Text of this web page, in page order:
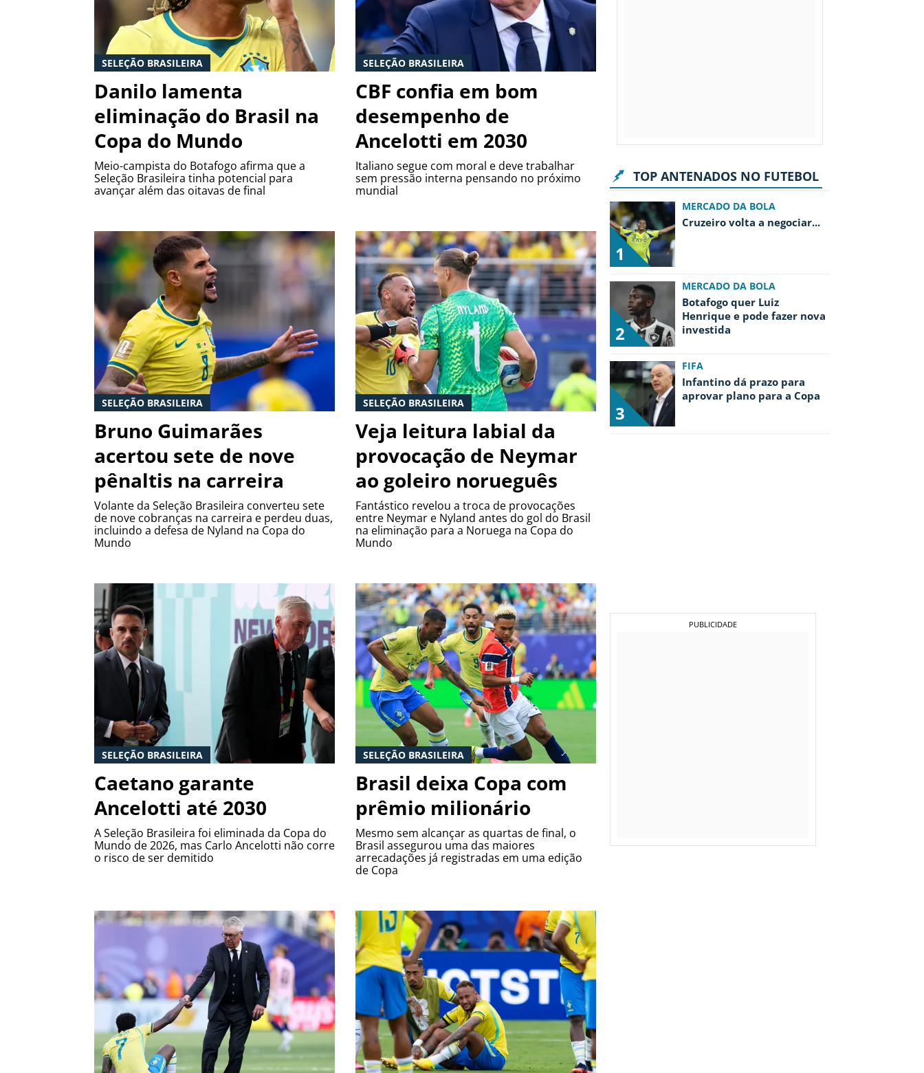
SELEÇÃO BRASILEIRA
Danilo lamenta
eliminação do Brasil na
Copa do Mundo
Meio-campista do Botafogo afirma que a
Seleção Brasileira tinha potencial para
avançar além das oitavas de final
SELEÇÃO BRASILEIRA
CBF confia em bom
desempenho de
Ancelotti em 2030
Italiano segue com moral e deve trabalhar
sem pressão interna pensando no próximo
mundial
SELEÇÃO BRASILEIRA
Bruno Guimarães
acertou sete de nove
pênaltis na carreira
Volante da Seleção Brasileira converteu sete
de nove cobranças na carreira e perdeu duas,
incluindo a defesa de Nyland na Copa do
Mundo
SELEÇÃO BRASILEIRA
Veja leitura labial da
provocação de Neymar
ao goleiro norueguês
Fantástico revelou a troca de provocações
entre Neymar e Nyland antes do gol do Brasil
na eliminação para a Noruega na Copa do
Mundo
SELEÇÃO BRASILEIRA
Caetano garante
Ancelotti até 2030
A Seleção Brasileira foi eliminada da Copa do
Mundo de 2026, mas Carlo Ancelotti não corre
o risco de ser demitido
SELEÇÃO BRASILEIRA
Brasil deixa Copa com
prêmio milionário
Mesmo sem alcançar as quartas de final, o
Brasil assegurou uma das maiores
arrecadações já registradas em uma edição
de Copa
TOP ANTENADOS NO FUTEBOL
1
MERCADO DA BOLA
Cruzeiro volta a negociar...
2
MERCADO DA BOLA
Botafogo quer Luiz
Henrique e pode fazer nova
investida
3
FIFA
Infantino dá prazo para
aprovar plano para a Copa